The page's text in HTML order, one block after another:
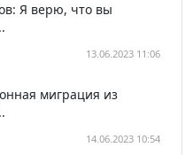
Я верю, что вы
13.06.2023 11:06
миграция из
14.06.2023 10:54